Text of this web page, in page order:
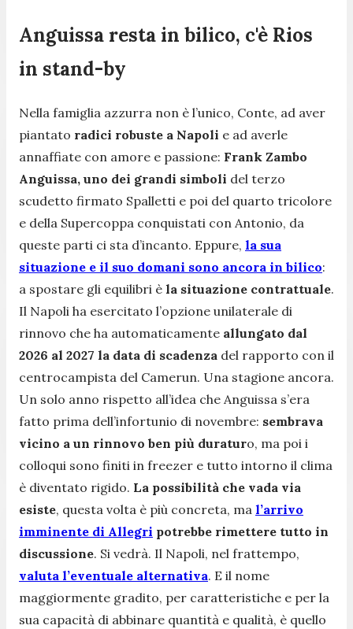
Anguissa resta in bilico, c'è Rios
in stand-by
Nella famiglia azzurra non è l’unico, Conte, ad aver
piantato radici robuste a Napoli e ad averle
annaffiate con amore e passione: Frank Zambo
Anguissa, uno dei grandi simboli del terzo
scudetto firmato Spalletti e poi del quarto tricolore
e della Supercoppa conquistati con Antonio, da
queste parti ci sta d’incanto. Eppure, la sua
situazione e il suo domani sono ancora in bilico:
a spostare gli equilibri è la situazione contrattuale.
Il Napoli ha esercitato l’opzione unilaterale di
rinnovo che ha automaticamente allungato dal
2026 al 2027 la data di scadenza del rapporto con il
centrocampista del Camerun. Una stagione ancora.
Un solo anno rispetto all’idea che Anguissa s’era
fatto prima dell’infortunio di novembre: sembrava
vicino a un rinnovo ben più duraturo, ma poi i
colloqui sono finiti in freezer e tutto intorno il clima
è diventato rigido. La possibilità che vada via
esiste, questa volta è più concreta, ma l’arrivo
imminente di Allegri potrebbe rimettere tutto in
discussione. Si vedrà. Il Napoli, nel frattempo,
valuta l’eventuale alternativa. E il nome
maggiormente gradito, per caratteristiche e per la
sua capacità di abbinare quantità e qualità, è quello